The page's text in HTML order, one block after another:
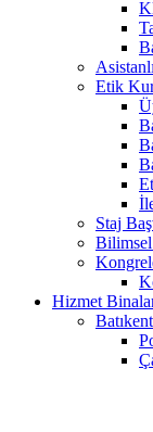
Etik
Staj
Bilimsel
Hizmet